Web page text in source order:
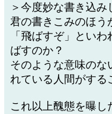
＞今度妙な書き込み
君の書きこみのほう
「飛ばすぞ」とい
ばすのか？
そのような意味のな
れている人間がする
これ以上醜態を曝